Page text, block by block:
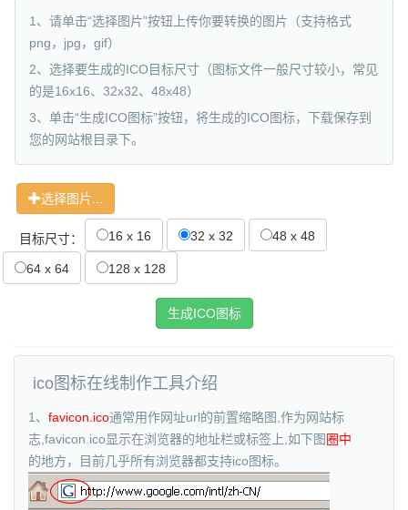
1、请单击“选择图片”按钮上传你要转换的图片（支持格式
png，jpg，gif）
2、选择要生成的ICO目标尺寸（图标文件一般尺寸较小，常见
的是16x16、32x32、48x48）
3、单击“生成ICO图标”按钮，将生成的ICO图标，下载保存到
您的网站根目录下。
选择图片...
目标尺寸： 16 x 16 32 x 32 48 x 48
64 x 64 128 x 128
ico图标在线制作工具介绍
1、 favicon.ico通常用作网址url的前置缩略图,作为网站标
志,favicon.ico显示在浏览器的地址栏或标签上,如下图 圈中
的地方，目前几乎所有浏览器都支持ico图标。